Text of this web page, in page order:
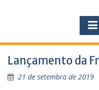
Lançamento da
21 de setembro de 2019